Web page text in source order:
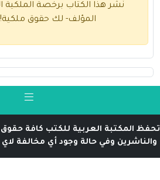
نُشر هذا الكتاب برخصة الملكية
المؤلف- لك حقوق ملكية!
تحفظ المكتبة العربية للكتب كافة حقوق
والناشرين وفي حالة وجود أي مخالفة